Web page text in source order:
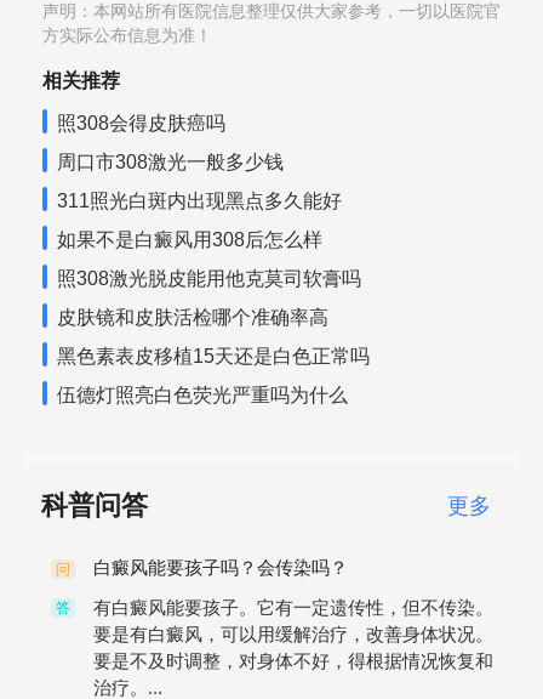
声明：本网站所有医院信息整理仅供大家参考，一切以医院官
方实际公布信息为准！
相关推荐
照308会得皮肤癌吗
周口市308激光一般多少钱
311照光白斑内出现黑点多久能好
如果不是白癜风用308后怎么样
照308激光脱皮能用他克莫司软膏吗
皮肤镜和皮肤活检哪个准确率高
黑色素表皮移植15天还是白色正常吗
伍德灯照亮白色荧光严重吗为什么
科普问答 更多
问 白癜风能要孩子吗？会传染吗？
答
有白癜风能要孩子。它有一定遗传性，但不传染。
要是有白癜风，可以用缓解治疗，改善身体状况。
要是不及时调整，对身体不好，得根据情况恢复和
治疗。...